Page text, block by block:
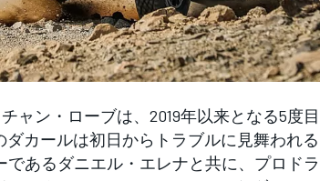
ャン・ローブは、2019年以来となる5度
カールは初日からトラブルに見舞われる
あるダニエル・エレナと共に、プロド